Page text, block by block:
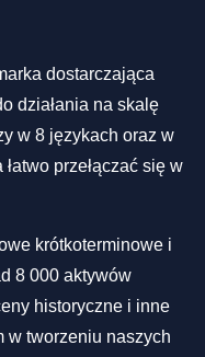
dostarczająca
działania na skalę
w 8 językach oraz w
przełączać się w
krótkoterminowe i
8 000 aktywów
historyczne i inne
w tworzeniu naszych